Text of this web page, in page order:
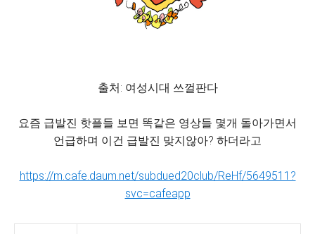
출처: 여성시대 쓰껄판다
요즘 급발진 핫플들 보면 똑같은 영상들 몇개 돌아가면서
언급하며 이건 급발진 맞지않아? 하더라고
https://m.cafe.daum.net/subdued20club/ReHf/5649511?
svc=cafeapp